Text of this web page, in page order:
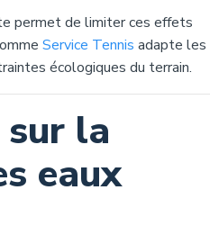
permet de limiter ces effets
Service Tennis adapte les
écologiques du terrain.
la
eaux